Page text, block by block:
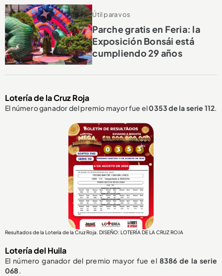
Útil para vos
Parche gratis en Feria: la
Exposición Bonsái está
cumpliendo 29 años
Lotería de la Cruz Roja
El número ganador del premio mayor fue el0353de la serie 112.
Resultados de la Lotería de la Cruz Roja. DISEÑO: LOTERÍA DE LA CRUZ ROJA
Lotería del Huila
El número ganador del premio mayor fue el 8386 de la serie
068.